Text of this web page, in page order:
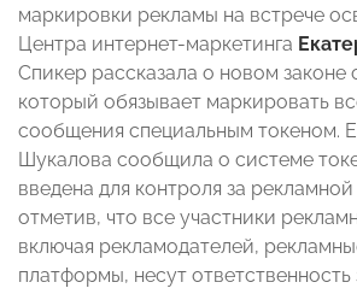
маркировки рекламы на встрече
Центра интернет-маркетинга
Спикер рассказала о новом законе
который обязывает маркировать
сообщения специальным токеном.
Шукалова сообщила о системе
введена для контроля за
отметив, что все участники
включая рекламодателей,
платформы, несут